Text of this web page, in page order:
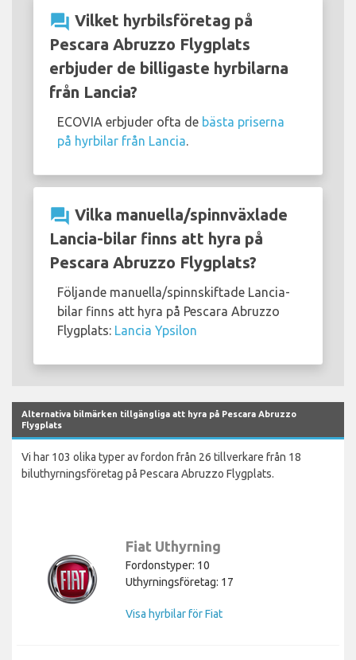
question_answer Vilket hyrbilsföretag på
Pescara Abruzzo Flygplats
erbjuder de billigaste hyrbilarna
från Lancia?
ECOVIA erbjuder ofta de bästa priserna
på hyrbilar från Lancia.
question_answer Vilka manuella/spinnväxlade
Lancia-bilar finns att hyra på
Pescara Abruzzo Flygplats?
Följande manuella/spinnskiftade Lancia-
bilar finns att hyra på Pescara Abruzzo
Flygplats: Lancia Ypsilon
Alternativa bilmärken tillgängliga att hyra på Pescara Abruzzo
Flygplats
Vi har 103 olika typer av fordon från 26 tillverkare från 18
biluthyrningsföretag på Pescara Abruzzo Flygplats.
Fiat Uthyrning
Fordonstyper: 10
Uthyrningsföretag: 17
Visa hyrbilar för Fiat